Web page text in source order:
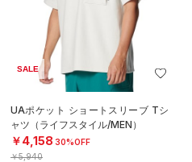
SALE
UAポケット ショートスリーブ Tシ
ャツ（ライフスタイル/MEN）
￥4,158 30%OFF
￥5,940